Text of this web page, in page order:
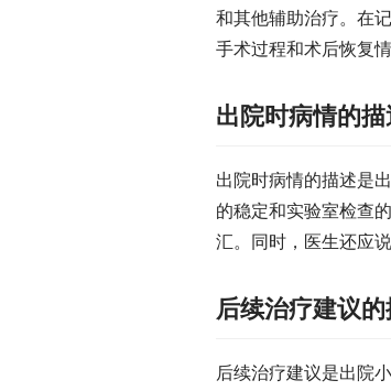
和其他辅助治疗。在
手术过程和术后恢复
出院时病情的
出院时病情的描述是
的稳定和实验室检查
汇。同时，医生还应
后续治疗建议
后续治疗建议是出院